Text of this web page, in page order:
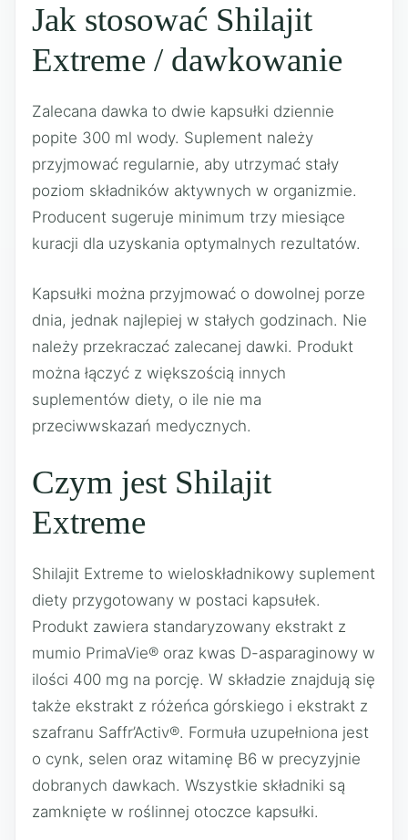
Jak stosować Shilajit
Extreme / dawkowanie
Zalecana dawka to dwie kapsułki dziennie
popite 300 ml wody. Suplement należy
przyjmować regularnie, aby utrzymać stały
poziom składników aktywnych w organizmie.
Producent sugeruje minimum trzy miesiące
kuracji dla uzyskania optymalnych rezultatów.
Kapsułki można przyjmować o dowolnej porze
dnia, jednak najlepiej w stałych godzinach. Nie
należy przekraczać zalecanej dawki. Produkt
można łączyć z większością innych
suplementów diety, o ile nie ma
przeciwwskazań medycznych.
Czym jest Shilajit
Extreme
Shilajit Extreme to wieloskładnikowy suplement
diety przygotowany w postaci kapsułek.
Produkt zawiera standaryzowany ekstrakt z
mumio PrimaVie® oraz kwas D-asparaginowy w
ilości 400 mg na porcję. W składzie znajdują się
także ekstrakt z różeńca górskiego i ekstrakt z
szafranu Saffr’Activ®. Formuła uzupełniona jest
o cynk, selen oraz witaminę B6 w precyzyjnie
dobranych dawkach. Wszystkie składniki są
zamknięte w roślinnej otoczce kapsułki.